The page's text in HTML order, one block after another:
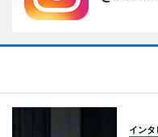
インタ